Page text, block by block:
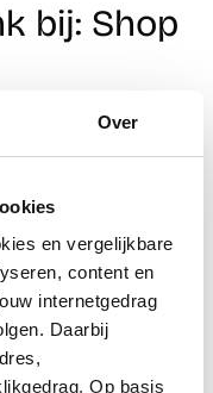
Over
en vergelijkbare
content en
internetgedrag
Daarbij
Op basis
bij: Shop